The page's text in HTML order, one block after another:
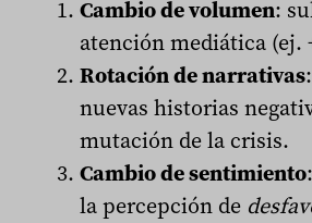
Cambio de volumen:
atención mediática (ej.
Rotación de narrativas
nuevas historias
mutación de la crisis.
Cambio de sentimiento
la percepción de